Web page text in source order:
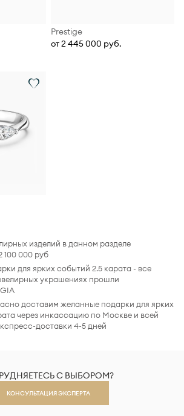
Prestige
от 2 445 000 руб.
изделий в данном разделе
100 000 руб
для ярких событий 2.5 карата - все
украшениях прошли
доставим желанные подарки для ярких
через инкассацию по Москве и всей
доставки 4-5 дней
С ВЫБОРОМ?
КОНСУЛЬТАЦИЯ ЭКСПЕРТА